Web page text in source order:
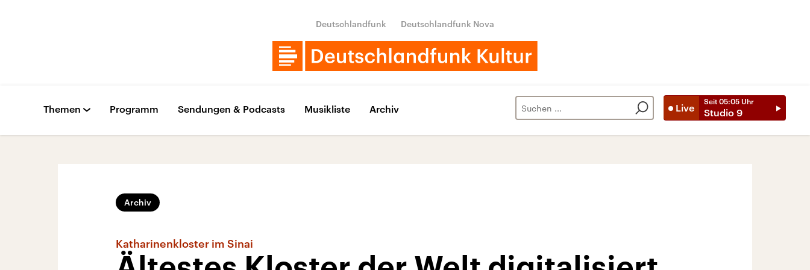
Deutschlandfunk Deutschlandfunk Nova
Live
Seit 05:05 Uhr
Studio 9
Themen Programm Sendungen & Podcasts Musikliste Archiv
Archiv
Katharinenkloster im Sinai